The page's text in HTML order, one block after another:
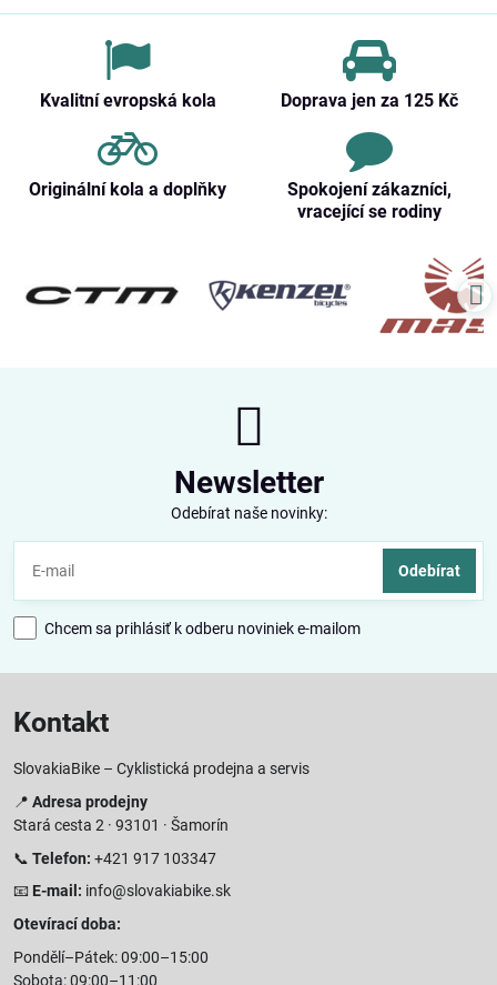
Kvalitní evropská kola Doprava jen za 125 Kč
Originální kola a doplňky
Spokojení zákazníci,
vracející se rodiny
Newsletter
Odebírat naše novinky:
Odebírat
Chcem sa prihlásiť k odberu noviniek e-mailom
Kontakt
SlovakiaBike – Cyklistická prodejna a servis
📍 Adresa prodejny
Stará cesta 2 · 93101 · Šamorín
📞 Telefon: +421 917 103347
📧 E-mail: info@slovakiabike.sk
Otevírací doba:
Pondělí–Pátek: 09:00–15:00
Sobota: 09:00–11:00